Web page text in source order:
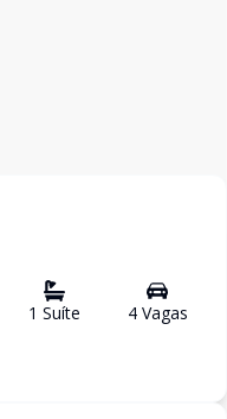
1 Suíte 4Vagas